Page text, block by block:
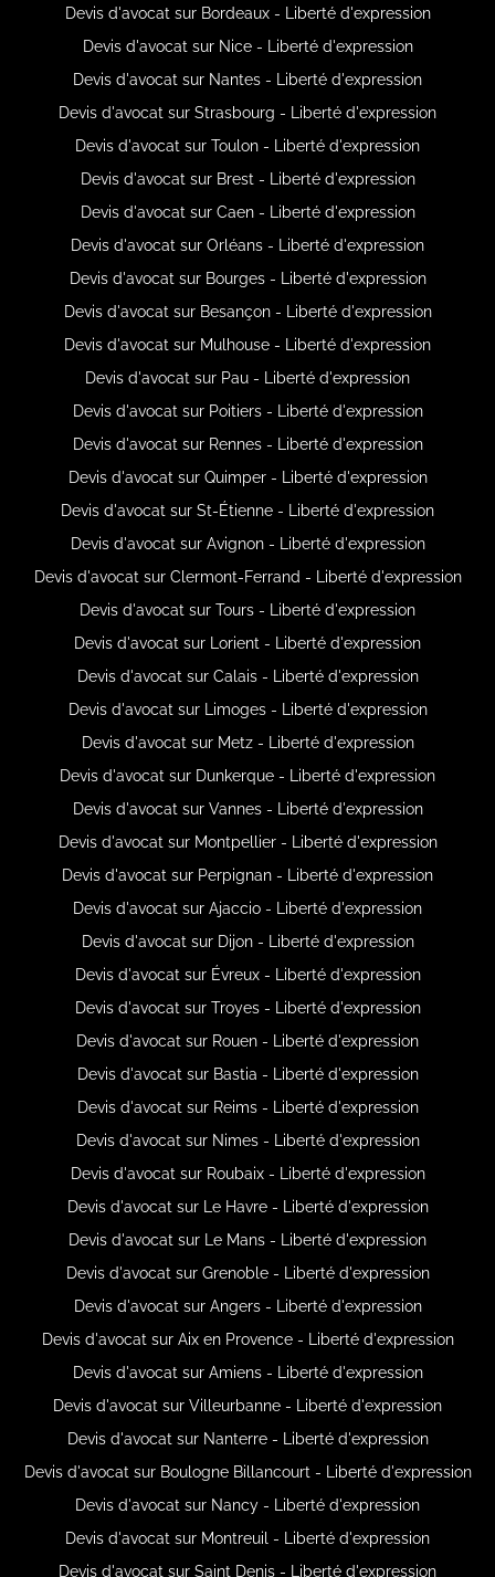
Devis d'avocat sur Bordeaux - Liberté d'expression
Devis d'avocat sur Nice - Liberté d'expression
Devis d'avocat sur Nantes - Liberté d'expression
Devis d'avocat sur Strasbourg - Liberté d'expression
Devis d'avocat sur Toulon - Liberté d'expression
Devis d'avocat sur Brest - Liberté d'expression
Devis d'avocat sur Caen - Liberté d'expression
Devis d'avocat sur Orléans - Liberté d'expression
Devis d'avocat sur Bourges - Liberté d'expression
Devis d'avocat sur Besançon - Liberté d'expression
Devis d'avocat sur Mulhouse - Liberté d'expression
Devis d'avocat sur Pau - Liberté d'expression
Devis d'avocat sur Poitiers - Liberté d'expression
Devis d'avocat sur Rennes - Liberté d'expression
Devis d'avocat sur Quimper - Liberté d'expression
Devis d'avocat sur St-Étienne - Liberté d'expression
Devis d'avocat sur Avignon - Liberté d'expression
Devis d'avocat sur Clermont-Ferrand - Liberté d'expression
Devis d'avocat sur Tours - Liberté d'expression
Devis d'avocat sur Lorient - Liberté d'expression
Devis d'avocat sur Calais - Liberté d'expression
Devis d'avocat sur Limoges - Liberté d'expression
Devis d'avocat sur Metz - Liberté d'expression
Devis d'avocat sur Dunkerque - Liberté d'expression
Devis d'avocat sur Vannes - Liberté d'expression
Devis d'avocat sur Montpellier - Liberté d'expression
Devis d'avocat sur Perpignan - Liberté d'expression
Devis d'avocat sur Ajaccio - Liberté d'expression
Devis d'avocat sur Dijon - Liberté d'expression
Devis d'avocat sur Évreux - Liberté d'expression
Devis d'avocat sur Troyes - Liberté d'expression
Devis d'avocat sur Rouen - Liberté d'expression
Devis d'avocat sur Bastia - Liberté d'expression
Devis d'avocat sur Reims - Liberté d'expression
Devis d'avocat sur Nimes - Liberté d'expression
Devis d'avocat sur Roubaix - Liberté d'expression
Devis d'avocat sur Le Havre - Liberté d'expression
Devis d'avocat sur Le Mans - Liberté d'expression
Devis d'avocat sur Grenoble - Liberté d'expression
Devis d'avocat sur Angers - Liberté d'expression
Devis d'avocat sur Aix en Provence - Liberté d'expression
Devis d'avocat sur Amiens - Liberté d'expression
Devis d'avocat sur Villeurbanne - Liberté d'expression
Devis d'avocat sur Nanterre - Liberté d'expression
Devis d'avocat sur Boulogne Billancourt - Liberté d'expression
Devis d'avocat sur Nancy - Liberté d'expression
Devis d'avocat sur Montreuil - Liberté d'expression
Devis d'avocat sur Saint Denis - Liberté d'expression